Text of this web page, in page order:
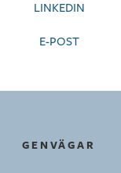
LINKEDIN
E-POST
GENVÄGAR